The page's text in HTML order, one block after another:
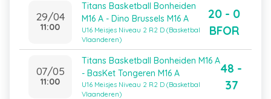
29/04
11:00
Titans Basketball Bonheiden
M16 A - Dino Brussels M16 A
U16 Meisjes Niveau 2 R2 D (Basketbal
Vlaanderen)
20 - 0
BFOR
07/05
11:00
Titans Basketball Bonheiden M16 A
- BasKet Tongeren M16 A
U16 Meisjes Niveau 2 R2 D (Basketbal
Vlaanderen)
48 -
37